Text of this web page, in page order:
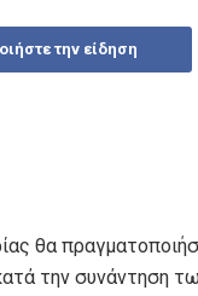
την είδηση
θα
την συνάντηση